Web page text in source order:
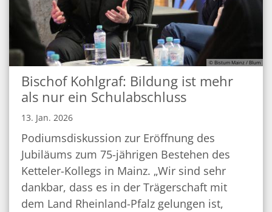
© Bistum Mainz / Blum
Bischof Kohlgraf: Bildung ist mehr
als nur ein Schulabschluss
13. Jan. 2026
Podiumsdiskussion zur Eröffnung des
Jubiläums zum 75-jährigen Bestehen des
Ketteler-Kollegs in Mainz. „Wir sind sehr
dankbar, dass es in der Trägerschaft mit
dem Land Rheinland-Pfalz gelungen ist,